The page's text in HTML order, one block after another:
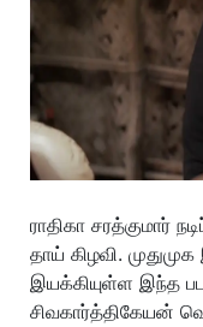
ராதிகா சரத்குமார்
தாய் கிழவி.
இயக்கியுள்ள இந்த
சிவகார்த்திகேயன்